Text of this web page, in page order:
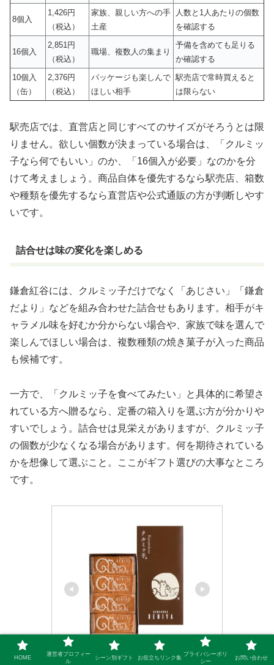
8個入
1,426円
（税込）
家族、親しい方への手
土産
人数と1人あたりの個数
を確認する
16個入
2,851円
（税込）
職場、複数人の集まり
予備を含めても足りる
か確認する
10個入
（缶）
2,376円
（税込）
パッケージも楽しんで
ほしい相手
駅売店で常時買えると
は限らない
駅売店では、直営店と同じすべてのサイズがそろうとは限
りません。欲しい個数が決まっている場合は、「クルミッ
子なら何でもいい」のか、「16個入が必要」なのかを分
けて考えましょう。商品自体を優先するなら駅売店、箱数
や種類を優先するなら直営店や公式通販の方が判断しやす
いです。
詰合せは味の変化を楽しめる
鎌倉紅谷には、クルミッ子だけでなく「あじさい」「鎌倉
だより」などを組み合わせた詰合せもあります。相手がキ
ャラメル味を好むか分からない場合や、家族で味を選んで
楽しんでほしい場合は、複数種類の焼き菓子が入った商品
も候補です。
一方で、「クルミッ子を食べてみたい」と具体的に希望さ
れている方へ贈るなら、定番の箱入りを選ぶ方が分かりや
すいでしょう。詰合せは見栄えがありますが、クルミッ子
の個数が少なくなる場合があります。何を期待されている
かを想像して選ぶこと。ここがギフト選びの大事なところ
です。
HOME
運営者プロフィー
ル
シーン別ギフト お役立ちリンク集
プライバシーポリ
シー
お問い合わせ